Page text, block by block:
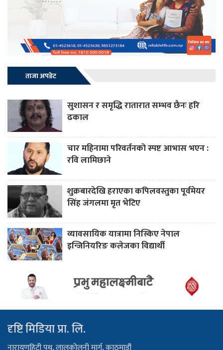
ताजा अपडेट
सुशासन र समृद्धि रातारात सम्भव छैनः हरि
ढकाल
चार महिनामा परिवर्तनको स्पष्ट आभास भएन :
रवि लामिछाने
शुक्रबारदेखि हराएका कपिलवस्तुका पूर्वमेयर
सिंह जंगलमा मृत भेटिए
व्यावसायिक यात्रामा निस्किए नेपाल
इन्जिनियरिङ कलेजका विद्यार्थी
दृष्टि मिडिया प्रा. लि.